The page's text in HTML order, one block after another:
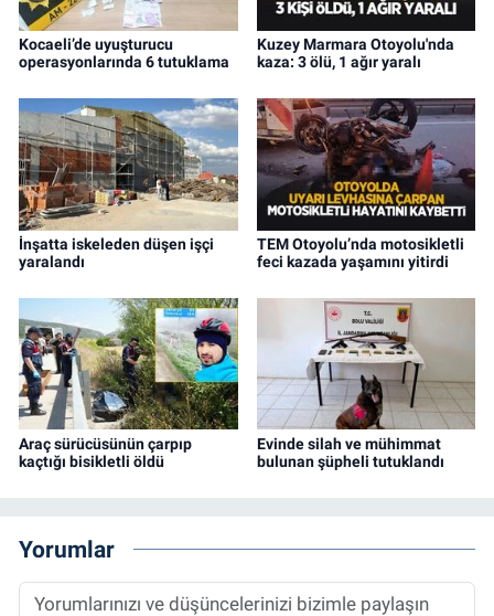
Kocaeli’de uyuşturucu
operasyonlarında 6 tutuklama
Kuzey Marmara Otoyolu'nda
kaza: 3 ölü, 1 ağır yaralı
İnşatta iskeleden düşen işçi
yaralandı
TEM Otoyolu’nda motosikletli
feci kazada yaşamını yitirdi
Araç sürücüsünün çarpıp
kaçtığı bisikletli öldü
Evinde silah ve mühimmat
bulunan şüpheli tutuklandı
Yorumlar